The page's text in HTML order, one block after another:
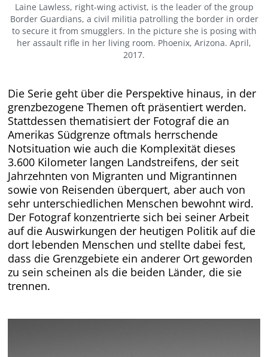
Laine Lawless, right-wing activist, is the leader of the group
Border Guardians, a civil militia patrolling the border in order
to secure it from smugglers. In the picture she is posing with
her assault rifle in her living room. Phoenix, Arizona. April,
2017.
Die Serie geht über die Perspektive hinaus, in der
grenzbezogene Themen oft präsentiert werden.
Stattdessen thematisiert der Fotograf die an
Amerikas Südgrenze oftmals herrschende
Notsituation wie auch die Komplexität dieses
3.600 Kilometer langen Landstreifens, der seit
Jahrzehnten von Migranten und Migrantinnen
sowie von Reisenden überquert, aber auch von
sehr unterschiedlichen Menschen bewohnt wird.
Der Fotograf konzentrierte sich bei seiner Arbeit
auf die Auswirkungen der heutigen Politik auf die
dort lebenden Menschen und stellte dabei fest,
dass die Grenzgebiete ein anderer Ort geworden
zu sein scheinen als die beiden Länder, die sie
trennen.